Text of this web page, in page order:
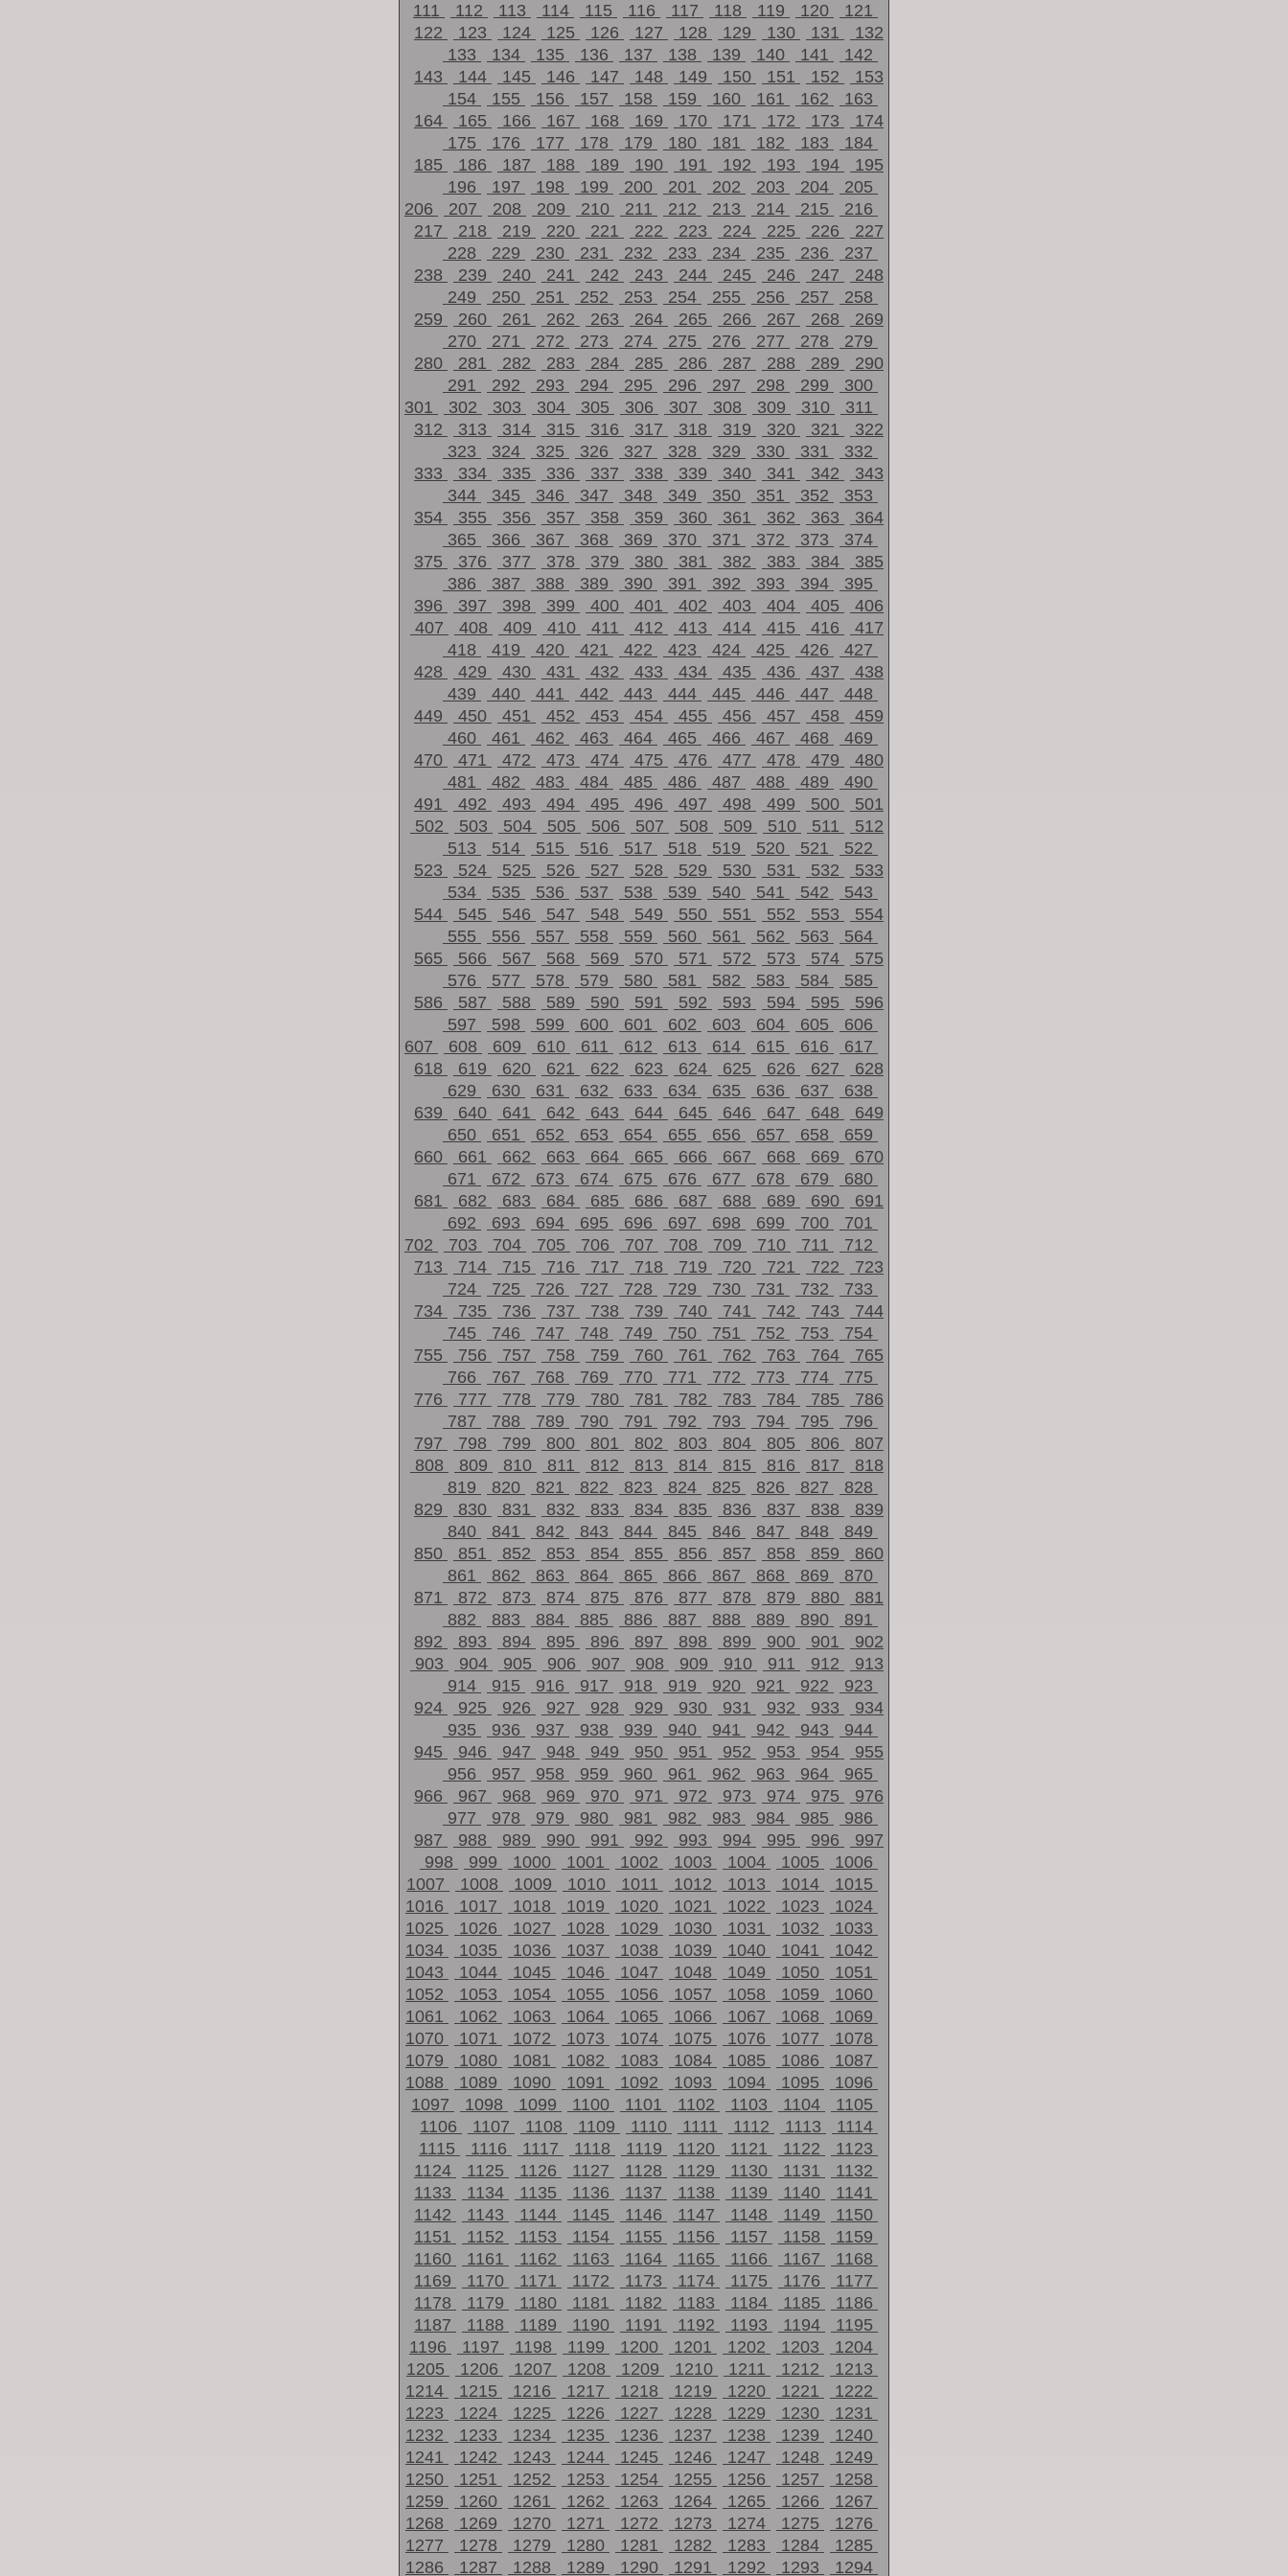
111
112 113 114 115 116 117 118 119 120
121
122
123 124 125 126 127 128 129 130 131
132
133
134 135 136 137 138 139 140 141
142
143
144 145 146 147 148 149 150 151 152
153
154
155 156 157 158 159 160 161 162
163
164
165 166 167 168 169 170 171 172 173
174
175
176 177 178 179 180 181 182 183
184
185
186 187 188 189 190 191 192 193 194
195
196
197 198 199 200 201 202 203 204
205
206
207 208 209 210 211 212 213 214 215
216
217
218 219 220 221 222 223 224 225 226
227
228
229 230 231 232 233 234 235 236
237
238
239 240 241 242 243 244 245 246 247
248
249
250 251 252 253 254 255 256 257
258
259
260 261 262 263 264 265 266 267 268
269
270
271 272 273 274 275 276 277 278
279
280
281 282 283 284 285 286 287 288 289
290
291
292 293 294 295 296 297 298 299
300
301
302 303 304 305 306 307 308 309 310
311
312
313 314 315 316 317 318 319 320 321
322
323
324 325 326 327 328 329 330 331
332
333
334 335 336 337 338 339 340 341 342
343
344
345 346 347 348 349 350 351 352
353
354
355 356 357 358 359 360 361 362 363
364
365
366 367 368 369 370 371 372 373
374
375
376 377 378 379 380 381 382 383 384
385
386
387 388 389 390 391 392 393 394
395
396
397 398 399 400 401 402 403 404 405
406
407
408 409 410 411 412 413 414 415 416
417
418
419 420 421 422 423 424 425 426
427
428
429 430 431 432 433 434 435 436 437
438
439
440 441 442 443 444 445 446 447
448
449
450 451 452 453 454 455 456 457 458
459
460
461 462 463 464 465 466 467 468
469
470
471 472 473 474 475 476 477 478 479
480
481
482 483 484 485 486 487 488 489
490
491
492 493 494 495 496 497 498 499 500
501
502
503 504 505 506 507 508 509 510 511
512
513
514 515 516 517 518 519 520 521
522
523
524 525 526 527 528 529 530 531 532
533
534
535 536 537 538 539 540 541 542
543
544
545 546 547 548 549 550 551 552 553
554
555
556 557 558 559 560 561 562 563
564
565
566 567 568 569 570 571 572 573 574
575
576
577 578 579 580 581 582 583 584
585
586
587 588 589 590 591 592 593 594 595
596
597
598 599 600 601 602 603 604 605
606
607
608 609 610 611 612 613 614 615 616
617
618
619 620 621 622 623 624 625 626 627
628
629
630 631 632 633 634 635 636 637
638
639
640 641 642 643 644 645 646 647 648
649
650
651 652 653 654 655 656 657 658
659
660
661 662 663 664 665 666 667 668 669
670
671
672 673 674 675 676 677 678 679
680
681
682 683 684 685 686 687 688 689 690
691
692
693 694 695 696 697 698 699 700
701
702
703 704 705 706 707 708 709 710 711
712
713
714 715 716 717 718 719 720 721 722
723
724
725 726 727 728 729 730 731 732
733
734
735 736 737 738 739 740 741 742 743
744
745
746 747 748 749 750 751 752 753
754
755
756 757 758 759 760 761 762 763 764
765
766
767 768 769 770 771 772 773 774
775
776
777 778 779 780 781 782 783 784 785
786
787
788 789 790 791 792 793 794 795
796
797
798 799 800 801 802 803 804 805 806
807
808
809 810 811 812 813 814 815 816 817
818
819
820 821 822 823 824 825 826 827
828
829
830 831 832 833 834 835 836 837 838
839
840
841 842 843 844 845 846 847 848
849
850
851 852 853 854 855 856 857 858 859
860
861
862 863 864 865 866 867 868 869
870
871
872 873 874 875 876 877 878 879 880
881
882
883 884 885 886 887 888 889 890
891
892
893 894 895 896 897 898 899 900 901
902
903
904 905 906 907 908 909 910 911 912
913
914
915 916 917 918 919 920 921 922
923
924
925 926 927 928 929 930 931 932 933
934
935
936 937 938 939 940 941 942 943
944
945
946 947 948 949 950 951 952 953 954
955
956
957 958 959 960 961 962 963 964
965
966
967 968 969 970 971 972 973 974 975
976
977
978 979 980 981 982 983 984 985
986
987
988 989 990 991 992 993 994 995 996
997
998
999 1000 1001 1002 1003 1004 1005
1006
1007
1008 1009 1010 1011 1012 1013 1014
1015
1016
1017 1018 1019 1020 1021 1022 1023
1024
1025
1026 1027 1028 1029 1030 1031 1032
1033
1034
1035 1036 1037 1038 1039 1040 1041
1042
1043
1044 1045 1046 1047 1048 1049 1050
1051
1052
1053 1054 1055 1056 1057 1058 1059
1060
1061
1062 1063 1064 1065 1066 1067 1068
1069
1070
1071 1072 1073 1074 1075 1076 1077
1078
1079
1080 1081 1082 1083 1084 1085 1086
1087
1088
1089 1090 1091 1092 1093 1094 1095
1096
1097
1098 1099 1100 1101 1102 1103 1104
1105
1106
1107 1108 1109 1110 1111 1112 1113
1114
1115
1116 1117 1118 1119 1120 1121 1122
1123
1124
1125 1126 1127 1128 1129 1130 1131
1132
1133
1134 1135 1136 1137 1138 1139 1140
1141
1142
1143 1144 1145 1146 1147 1148 1149
1150
1151
1152 1153 1154 1155 1156 1157 1158
1159
1160
1161 1162 1163 1164 1165 1166 1167
1168
1169
1170 1171 1172 1173 1174 1175 1176
1177
1178
1179 1180 1181 1182 1183 1184 1185
1186
1187
1188 1189 1190 1191 1192 1193 1194
1195
1196
1197 1198 1199 1200 1201 1202 1203
1204
1205
1206 1207 1208 1209 1210 1211 1212
1213
1214
1215 1216 1217 1218 1219 1220 1221
1222
1223
1224 1225 1226 1227 1228 1229 1230
1231
1232
1233 1234 1235 1236 1237 1238 1239
1240
1241
1242 1243 1244 1245 1246 1247 1248
1249
1250
1251 1252 1253 1254 1255 1256 1257
1258
1259
1260 1261 1262 1263 1264 1265 1266
1267
1268
1269 1270 1271 1272 1273 1274 1275
1276
1277
1278 1279 1280 1281 1282 1283 1284
1285
1286
1287 1288 1289 1290 1291 1292 1293 1294